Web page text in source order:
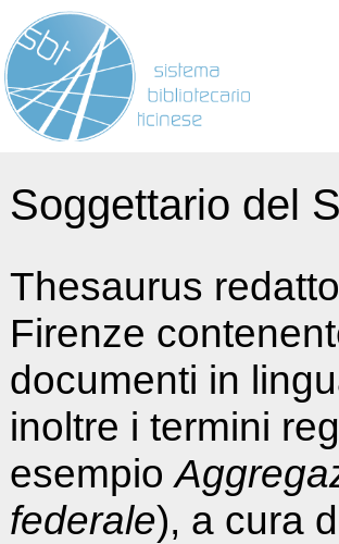
Soggettario del
Thesaurus
Firenze
documenti in
inoltre i termini
esempio
federale), a cura